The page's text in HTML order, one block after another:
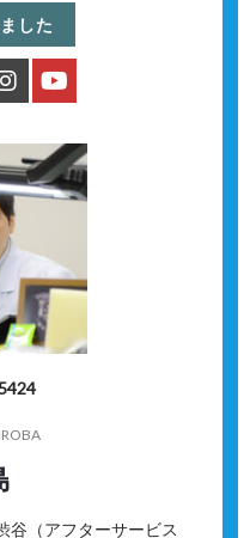
した
谷（アフターサービス